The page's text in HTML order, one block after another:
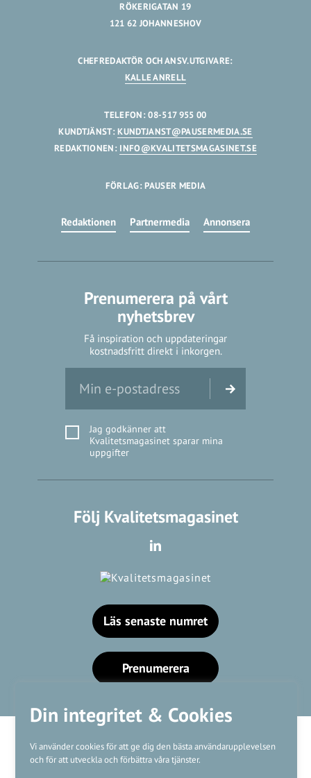
Din integritet & Cookies
Vi använder cookies för att ge dig den bästa användarupplevelsen
och för att utveckla och förbättra våra tjänster.
RÖKERIGATAN 19
121 62 JOHANNESHOV
CHEFREDAKTÖR OCH ANSV.UTGIVARE:
KALLE ANRELL
TELEFON: 08-517 955 00
KUNDTJÄNST:KUNDTJANST@PAUSERMEDIA.SE
REDAKTIONEN: INFO@KVALITETSMAGASINET.SE
FÖRLAG: PAUSER MEDIA
Redaktionen Partnermedia Annonsera
Prenumerera på vårt
nyhetsbrev
Få inspiration och uppdateringar
kostnadsfritt direkt i inkorgen.
Jag godkänner att
Kvalitetsmagasinet sparar mina
uppgifter
Följ Kvalitetsmagasinet
Läs senaste numret
Prenumerera